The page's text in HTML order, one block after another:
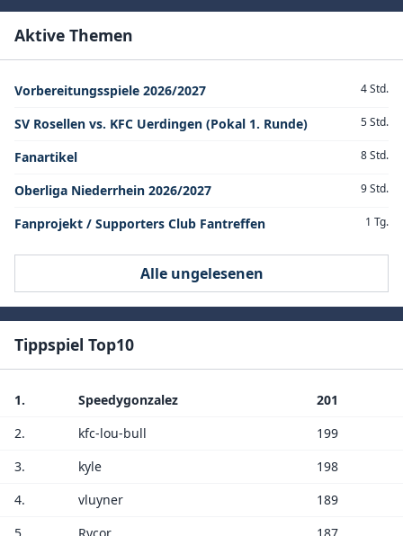
Aktive Themen
Vorbereitungsspiele 2026/2027 4 Std.
SV Rosellen vs. KFC Uerdingen (Pokal 1. Runde) 5 Std.
Fanartikel 8 Std.
Oberliga Niederrhein 2026/2027 9 Std.
Fanprojekt / Supporters Club Fantreffen 1 Tg.
Alle ungelesenen
Tippspiel Top10
1. Speedygonzalez
201
2.
kfc-lou-bull
199
3.
kyle
198
4.
vluyner
189